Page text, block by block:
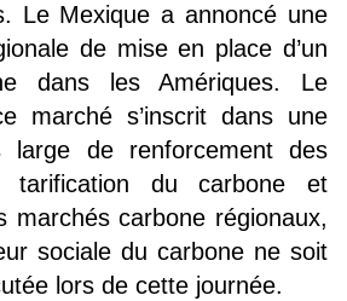
Le Mexique a annoncé une
de mise en place d’un
dans les Amériques. Le
marché s’inscrit dans une
large de renforcement des
tarification du carbone et
marchés carbone régionaux,
sociale du carbone ne soit
lors de cette journée.